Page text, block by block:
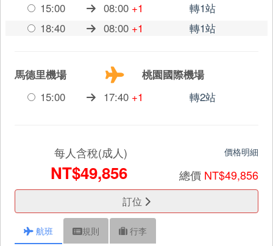
15:00
08:00 +1
轉1站
18:40
08:00 +1 轉1站
馬德里機場
桃園國際機場
15:00
17:40 +1 轉2站
每人含稅(成人)
NT$49,856
價格明細
總價 NT$49,856
訂位
航班 規則 行李